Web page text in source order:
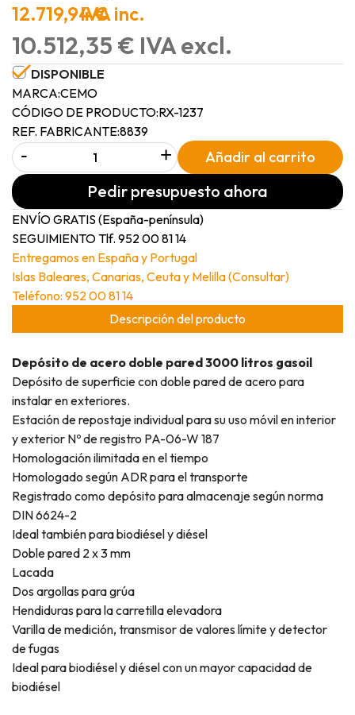
12.719,94 €IVA inc.
10.512,35 € IVA excl.
DISPONIBLE
MARCA:CEMO
CÓDIGO DE PRODUCTO:RX-1237
REF. FABRICANTE:8839
- + Añadir al carrito
Pedir presupuesto ahora
ENVÍO GRATIS (España-península)
SEGUIMIENTO Tlf. 952 00 81 14
Entregamos en España y Portugal
Islas Baleares, Canarias, Ceuta y Melilla (Consultar)
Teléfono: 952 00 81 14
Descripción del producto
Depósito de acero doble pared 3000 litros gasoil
Depósito de superficie con doble pared de acero para
instalar en exteriores.
Estación de repostaje individual para su uso móvil en interior
y exterior Nº de registro PA-06-W 187
Homologación ilimitada en el tiempo
Homologado según ADR para el transporte
Registrado como depósito para almacenaje según norma
DIN 6624-2
Ideal también para biodiésel y diésel
Doble pared 2 x 3 mm
Lacada
Dos argollas para grúa
Hendiduras para la carretilla elevadora
Varilla de medición, transmisor de valores límite y detector
de fugas
Ideal para biodiésel y diésel con un mayor capacidad de
biodiésel